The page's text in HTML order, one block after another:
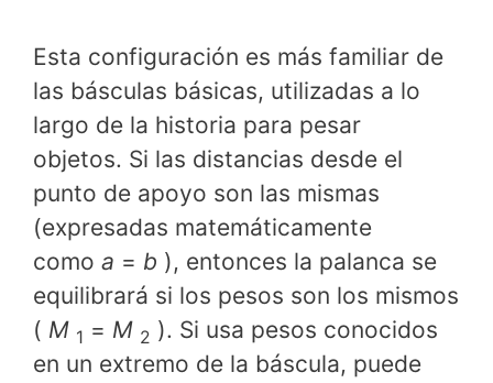
Esta configuración es más familiar de
las básculas básicas, utilizadas a lo
largo de la historia para pesar
objetos. Si las distancias desde el
punto de apoyo son las mismas
(expresadas matemáticamente
como a = b ), entonces la palanca se
equilibrará si los pesos son los mismos
( M 1 = M 2 ). Si usa pesos conocidos
en un extremo de la báscula, puede